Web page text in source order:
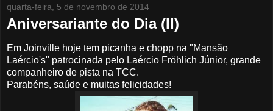
quarta-feira, 5 de novembro de 2014
Aniversariante do Dia (II)
Em Joinville hoje tem picanha e chopp na "Mansão
Laércio's" patrocinada pelo Laércio Fröhlich Júnior, grande
companheiro de pista na TCC.
Parabéns, saúde e muitas felicidades!